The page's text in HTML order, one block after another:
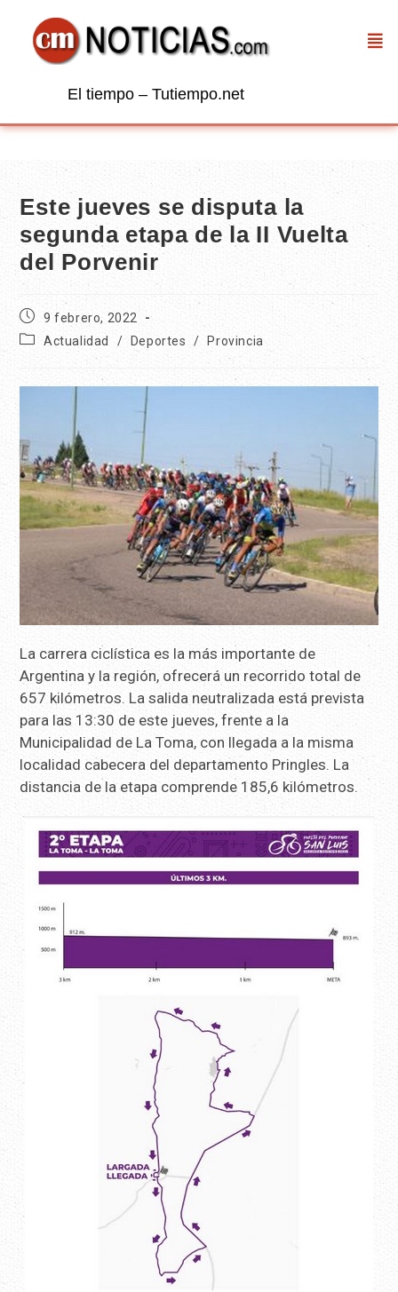
El tiempo – Tutiempo.net
Este jueves se disputa la
segunda etapa de la II Vuelta
del Porvenir
9 febrero, 2022
Actualidad
/ Deportes / Provincia
La carrera ciclística es la más importante de
Argentina y la región, ofrecerá un recorrido total de
657 kilómetros. La salida neutralizada está prevista
para las 13:30 de este jueves, frente a la
Municipalidad de La Toma, con llegada a la misma
localidad cabecera del departamento Pringles. La
distancia de la etapa comprende 185,6 kilómetros.